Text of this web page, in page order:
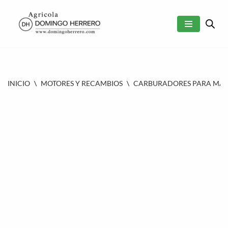
SALTAR
INICIO \ MOTORES Y RECAMBIOS \ CARBURADORES PARA